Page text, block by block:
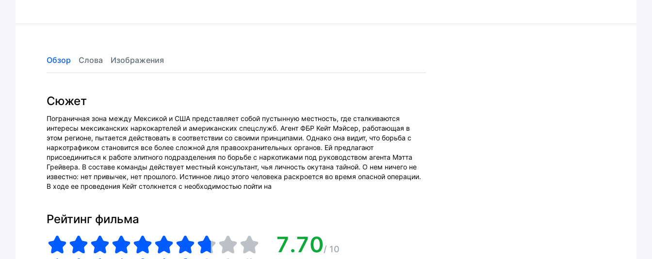
Обзор Слова Изображения
Сюжет
Пограничная зона между Мексикой и США представляет собой пустынную местность, где сталкиваются
интересы мексиканских наркокартелей и американских спецслужб. Агент ФБР Кейт Мэйсер, работающая в
этом регионе, пытается действовать в соответствии со своими принципами. Однако она видит, что борьба с
наркотрафиком становится все более сложной для правоохранительных органов. Ей предлагают
присоединиться к работе элитного подразделения по борьбе с наркотиками под руководством агента Мэтта
Грейвера. В составе команды действует местный консультант, чья личность окутана тайной. О нем ничего не
известно: нет привычек, нет прошлого. Истинное лицо этого человека раскроется во время опасной операции.
В ходе ее проведения Кейт столкнется с необходимостью пойти на
Рейтинг фильма
7.70/ 10